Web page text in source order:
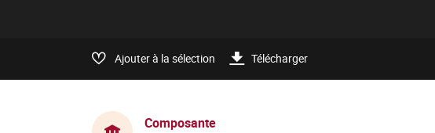
Ajouter à la sélection Télécharger
Composante